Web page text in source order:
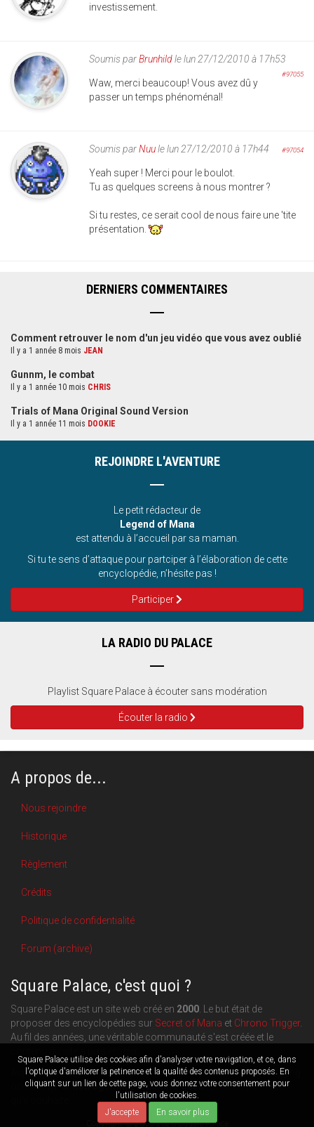
Square Palace utilise des cookies afin d'analyser votre navigation, et ce, dans
l'optique d'améliorer la petinence et la qualité des contenus proposés. En
cliquant sur un lien de cette page, vous donnez votre consentement pour
l'utilisation de cookies.
J'accepte
En savoir plus
investissement.
Soumis parBrunhildle lun 27/12/2010 à 17h53
#97055
Waw, merci beaucoup! Vous avez dû y
passer un temps phénoménal!
Soumis parNuule lun 27/12/2010 à 17h44 #97054
Yeah super ! Merci pour le boulot.
Tu as quelques screens à nous montrer ?
Si tu restes, ce serait cool de nous faire une 'tite
présentation.
DERNIERS COMMENTAIRES
Comment retrouver le nom d'un jeu vidéo que vous avez oublié
Il y a 1 année 8 mois JEAN
Gunnm, le combat
Il y a 1 année 10 mois CHRIS
Trials of Mana Original Sound Version
Il y a 1 année 11 mois DOOKIE
REJOINDRE L'AVENTURE
Le petit rédacteur de
Legend of Mana
est attendu à l’accueil par sa maman.
Si tu te sens d’attaque pour partciper à l’élaboration de cette
encyclopédie, n’hésite pas !
Participer
LA RADIO DU PALACE
Playlist Square Palace à écouter sans modération
Écouter la radio
A propos de...
Nous rejoindre
Historique
Règlement
Crédits
Politique de confidentialité
Forum (archive)
Square Palace, c'est quoi ?
Square Palace est un site web créé en 2000 . Le but était de
proposer des encyclopédies sur Secret of Mana et Chrono Trigger.
Au fil des années, une véritable communauté s'est créée et le
Aujourd'hui, Square Palace c'est aussi une plateforme de blogging
orientéeRPG, Retrogamingetculture geek: chacun publie ce
Copyright © 2000-2026 Square Palace